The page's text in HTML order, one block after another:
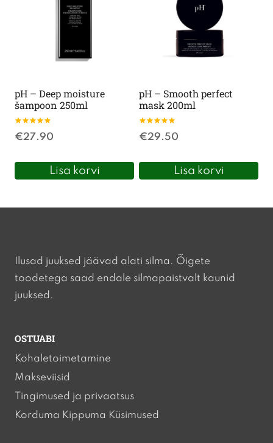
pH – Deep moisture
šampoon 250ml
Hinnanguga
5.00
€27.90
Lisa korvi
pH – Smooth perfect
mask 200ml
Hinnanguga
5.00
€29.50
Lisa korvi
Ilusad juuksed jäävad alati silma. Õigete
toodetega saad endale silmapaistvalt kaunid
juuksed.
OSTUABI
Kohaletoimetamine
Makseviisid
Tingimused ja privaatsus
Korduma Kippuma Küsimused